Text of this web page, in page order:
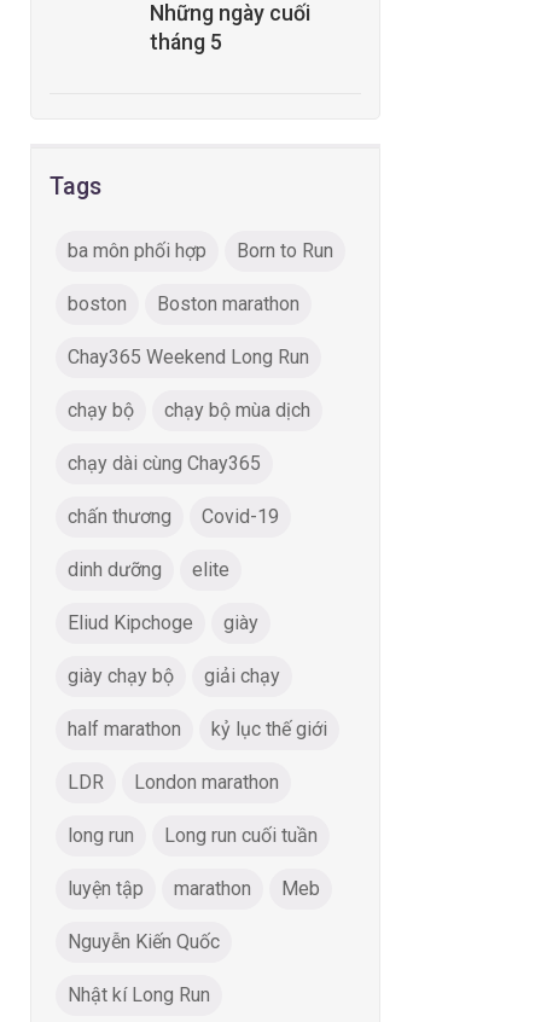
Những ngày cuối
tháng 5
Tags
ba môn phối hợp Born to Run
boston Boston marathon
Chay365 Weekend Long Run
chạy bộ chạy bộ mùa dịch
chạy dài cùng Chay365
chấn thương Covid-19
dinh dưỡng elite
Eliud Kipchoge giày
giày chạy bộ giải chạy
half marathon kỷ lục thế giới
LDR London marathon
long run Long run cuối tuần
luyện tập marathon Meb
Nguyễn Kiến Quốc
Nhật kí Long Run